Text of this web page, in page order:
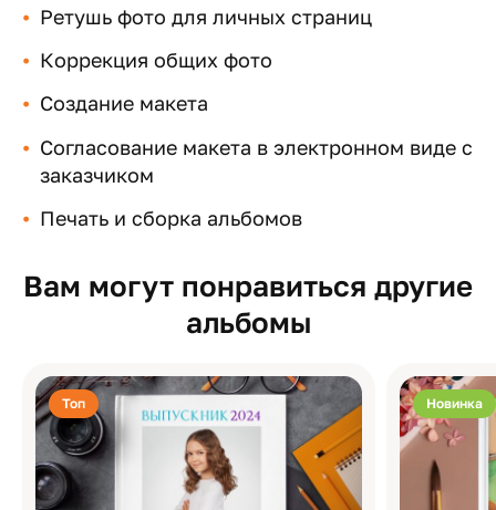
Ретушь фото для личных страниц
Коррекция общих фото
Создание макета
Согласование макета в электронном виде с
заказчиком
Печать и сборка альбомов
Вам могут понравиться другие
альбомы
Топ Новинка